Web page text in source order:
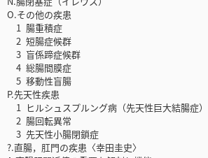
O.その他の疾患
1 腸重積症
2 短腸症候群
3 盲係蹄症候群
4 総腸間膜症
5 移動性盲腸
P.先天性疾患
1 ヒルシュスプルング病（先天性巨大結腸症）
2 腸回転異常
3 先天性小腸閉鎖症
?.直腸，肛門の疾患〈幸田圭史〉